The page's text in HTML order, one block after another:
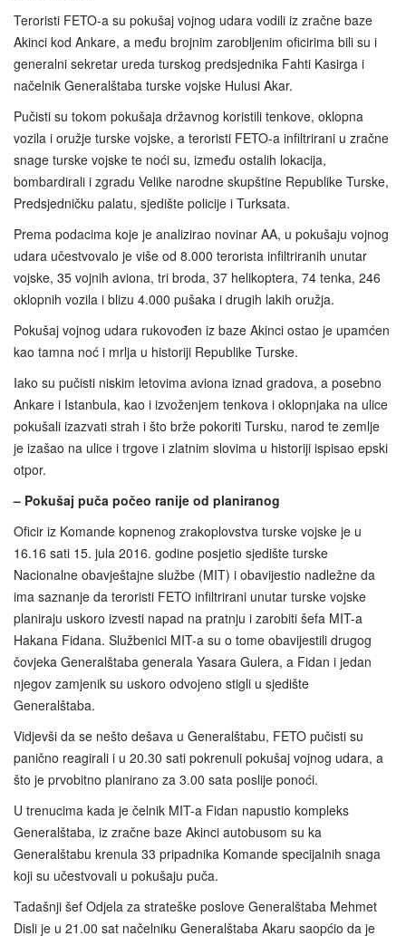
Teroristi FETO-a su pokušaj vojnog udara vodili iz zračne baze
Akinci kod Ankare, a među brojnim zarobljenim oficirima bili su i
generalni sekretar ureda turskog predsjednika Fahti Kasirga i
načelnik Generalštaba turske vojske Hulusi Akar.
Pučisti su tokom pokušaja državnog koristili tenkove, oklopna
vozila i oružje turske vojske, a teroristi FETO-a infiltrirani u zračne
snage turske vojske te noći su, između ostalih lokacija,
bombardirali i zgradu Velike narodne skupštine Republike Turske,
Predsjedničku palatu, sjedište policije i Turksata.
Prema podacima koje je analizirao novinar AA, u pokušaju vojnog
udara učestvovalo je više od 8.000 terorista infiltriranih unutar
vojske, 35 vojnih aviona, tri broda, 37 helikoptera, 74 tenka, 246
oklopnih vozila i blizu 4.000 pušaka i drugih lakih oružja.
Pokušaj vojnog udara rukovođen iz baze Akinci ostao je upamćen
kao tamna noć i mrlja u historiji Republike Turske.
Iako su pučisti niskim letovima aviona iznad gradova, a posebno
Ankare i Istanbula, kao i izvoženjem tenkova i oklopnjaka na ulice
pokušali izazvati strah i što brže pokoriti Tursku, narod te zemlje
je izašao na ulice i trgove i zlatnim slovima u historiji ispisao epski
otpor.
– Pokušaj puča počeo ranije od planiranog
Oficir iz Komande kopnenog zrakoplovstva turske vojske je u
16.16 sati 15. jula 2016. godine posjetio sjedište turske
Nacionalne obavještajne službe (MIT) i obavijestio nadležne da
ima saznanje da teroristi FETO infiltrirani unutar turske vojske
planiraju uskoro izvesti napad na pratnju i zarobiti šefa MIT-a
Hakana Fidana. Službenici MIT-a su o tome obavijestili drugog
čovjeka Generalštaba generala Yasara Gulera, a Fidan i jedan
njegov zamjenik su uskoro odvojeno stigli u sjedište
Generalštaba.
Vidjevši da se nešto dešava u Generalštabu, FETO pučisti su
panično reagirali i u 20.30 sati pokrenuli pokušaj vojnog udara, a
što je prvobitno planirano za 3.00 sata poslije ponoći.
U trenucima kada je čelnik MIT-a Fidan napustio kompleks
Generalštaba, iz zračne baze Akinci autobusom su ka
Generalštabu krenula 33 pripadnika Komande specijalnih snaga
koji su učestvovali u pokušaju puča.
Tadašnji šef Odjela za strateške poslove Generalštaba Mehmet
Disli je u 21.00 sat načelniku Generalštaba Akaru saopćio da je